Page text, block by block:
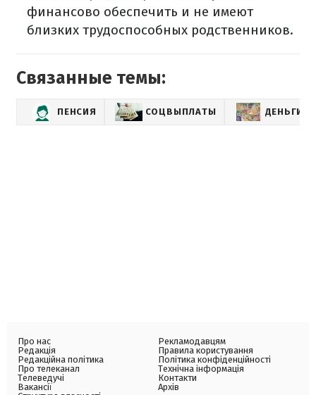
финансово обеспечить и не имеют
близких трудоспособных родственников.
Связанные темы:
ПЕНСИЯ СОЦВЫПЛАТЫ ДЕНЬГИ
Про нас
Редакція
Редакційна політика
Про телеканал
Телеведучі
Вакансії
Рекламодавцям
Правила користування
Політика конфіденційності
Технічна інформація
Контакти
Архів